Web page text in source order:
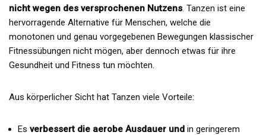
nicht wegen des versprochenen Nutzens. Tanzen ist eine
hervorragende Alternative für Menschen, welche die
monotonen und genau vorgegebenen Bewegungen klassischer
Fitnessübungen nicht mögen, aber dennoch etwas für ihre
Gesundheit und Fitness tun möchten.
Aus körperlicher Sicht hat Tanzen viele Vorteile:
Es verbessert die aerobe Ausdauer und in geringerem